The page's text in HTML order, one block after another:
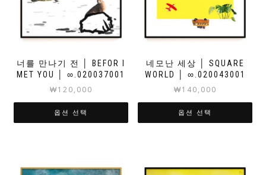
너를 만나기 전 │ BEFOR I
MET YOU │ ∞.020037001
₩120,000
옵션 선택
네모난 세상 │ SQUARE
WORLD │ ∞.020043001
₩140,000
옵션 선택